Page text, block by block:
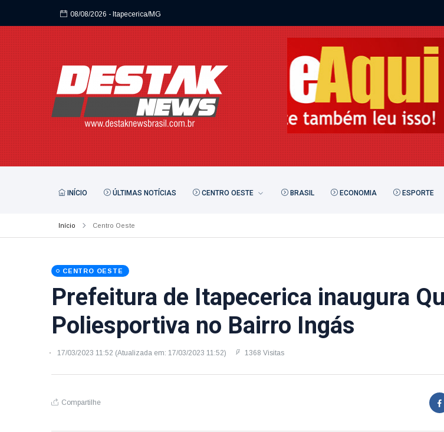
08/08/2026 - Itapecerica/MG
INÍCIO ÚLTIMAS NOTÍCIAS CENTRO OESTE BRASIL ECONOMIA ESPORTE
Início Centro Oeste
CENTRO OESTE
Prefeitura de Itapecerica inaugura
Poliesportiva no Bairro Ingás
17/03/2023 11:52 (Atualizada em: 17/03/2023 11:52) 1368 Visitas
Compartilhe